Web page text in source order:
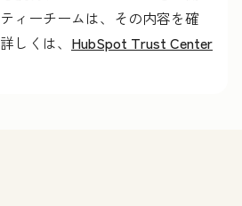
ィーチームは、その内容を確
しくは、 HubSpot Trust Center